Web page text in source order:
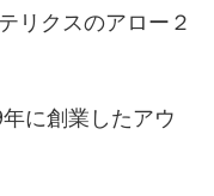
リクスのアロー２
に創業 したアウ